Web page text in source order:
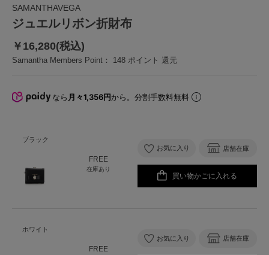
SAMANTHAVEGA
ジュエルリボン折財布
￥16,280(税込)
Samantha Members Point： 148 ポイント 還元
なら 月々1,356円から。分割手数料無料
ブラック
FREE
在庫あり
お気に入り 店舗在庫
買い物かごに入れる
ホワイト
FREE
お気に入り 店舗在庫